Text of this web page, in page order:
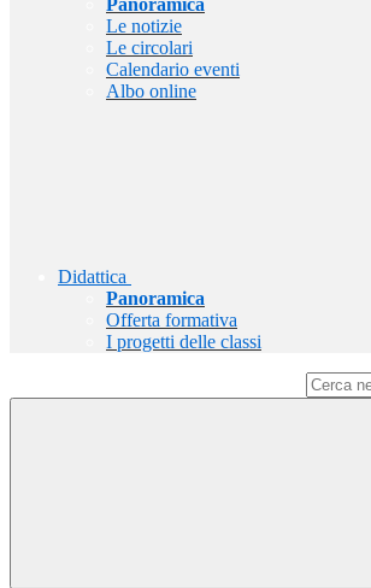
Panoramica
Le notizie
Le circolari
Calendario eventi
Albo online
Didattica
Panoramica
Offerta formativa
I progetti delle classi